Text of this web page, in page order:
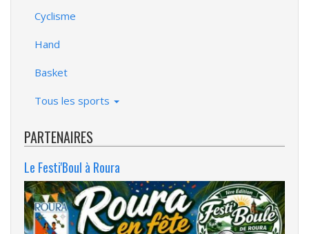
Cyclisme
Hand
Basket
Tous les sports
PARTENAIRES
Le Festi'Boul à Roura